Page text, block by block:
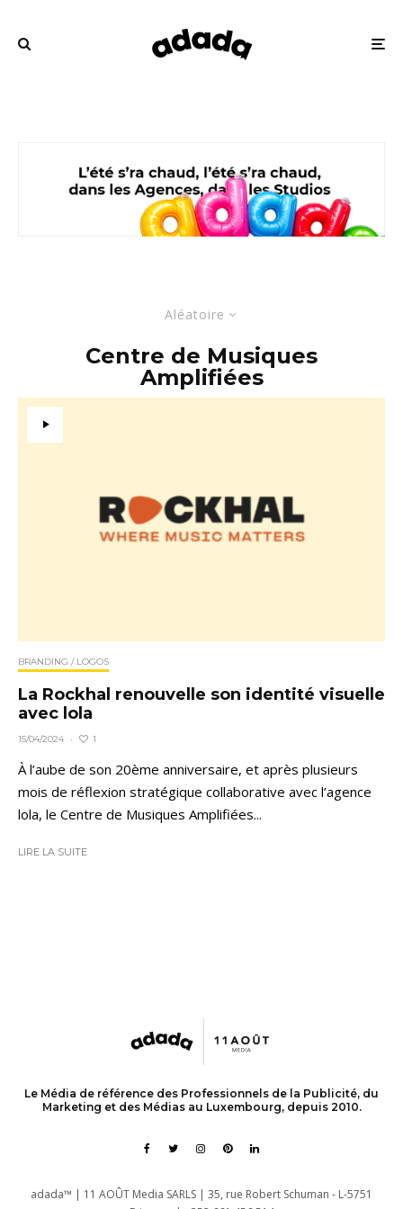
Aléatoire
Centre de Musiques
Amplifiées
BRANDING / LOGOS
La Rockhal renouvelle son identité visuelle
avec lola
15/04/2024 · 1
À l’aube de son 20ème anniversaire, et après plusieurs
mois de réflexion stratégique collaborative avec l’agence
lola, le Centre de Musiques Amplifiées...
LIRE LA SUITE
Le Média de référence des Professionnels de la Publicité, du
Marketing et des Médias au Luxembourg, depuis 2010.
adada™ | 11 AOÛT Media SARLS | 35, rue Robert Schuman - L-5751